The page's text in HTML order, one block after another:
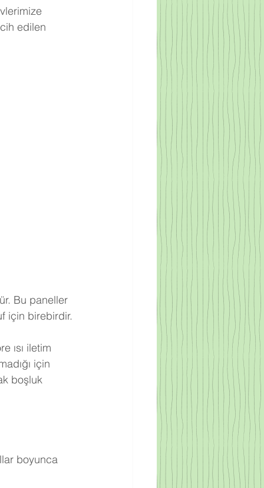
edilen
Bu paneller
için birebirdir.
ısı iletim
için
boşluk
boyunca